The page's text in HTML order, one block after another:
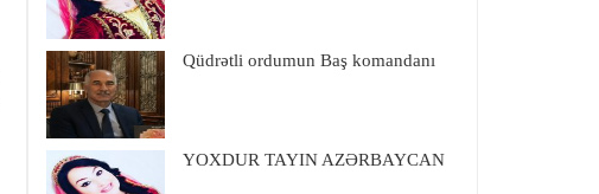
Qüdrətli ordumun Baş komandanı
YOXDUR TAYIN AZƏRBAYCAN